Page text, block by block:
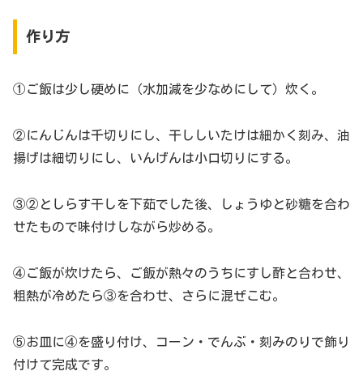
作り方
①ご飯は少し硬めに（水加減を少なめにして）炊く。
②にんじんは千切りにし、干ししいたけは細かく刻み、油
揚げは細切りにし、いんげんは小口切りにする。
③②としらす干しを下茹でした後、しょうゆと砂糖を合わ
せたもので味付けしながら炒める。
④ご飯が炊けたら、ご飯が熱々のうちにすし酢と合わせ、
粗熱が冷めたら③を合わせ、さらに混ぜこむ。
⑤お皿に④を盛り付け、コーン・でんぶ・刻みのりで飾り
付けて完成です。